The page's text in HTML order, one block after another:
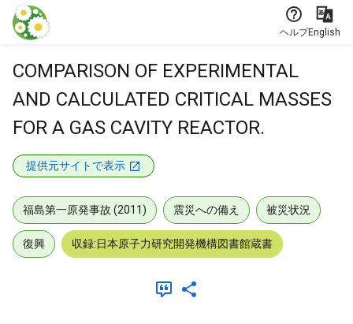
本文に飛ぶ
ヘルプEnglish
COMPARISON OF EXPERIMENTAL
AND CALCULATED CRITICAL MASSES
FOR A GAS CAVITY REACTOR.
提供元サイトで表示
福島第一原発事故 (2011) 震災への備え 被災状況
復興 収録:日本原子力研究開発機構図書館蔵書